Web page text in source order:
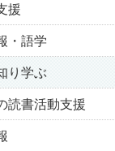
援
・語学
り学ぶ
読書活動支援